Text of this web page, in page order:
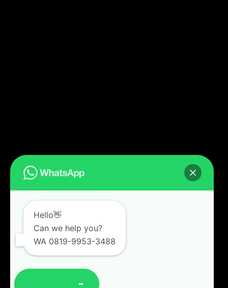
Hello👋
Can we help you?
WA 0819-9953-3488